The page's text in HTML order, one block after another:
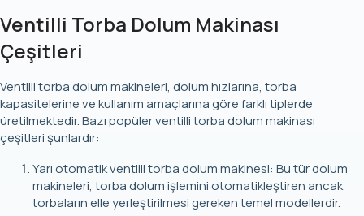
Ventilli Torba Dolum Makinası
Çeşitleri
Ventilli torba dolum makineleri, dolum hızlarına, torba
kapasitelerine ve kullanım amaçlarına göre farklı tiplerde
üretilmektedir. Bazı popüler ventilli torba dolum makinası
çeşitleri şunlardır:
Yarı otomatik ventilli torba dolum makinesi: Bu tür dolum
makineleri, torba dolum işlemini otomatikleştiren ancak
torbaların elle yerleştirilmesi gereken temel modellerdir.